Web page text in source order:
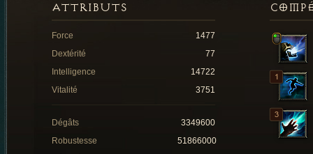
ATTRIBUTS
Force
1477
Dextérité
77
Intelligence
14722
Vitalité
3751
Dégâts
3349600
Robustesse
51866000